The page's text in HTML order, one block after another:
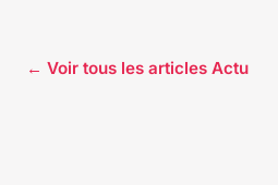
← Voir tous les articles Actu